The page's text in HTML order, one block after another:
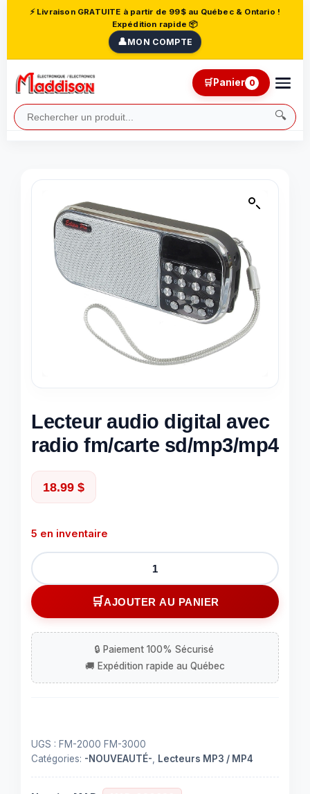
⚡ Livraison GRATUITE à partir de 99$ au Québec & Ontario !
Expédition rapide 📦
👤MON COMPTE
🔍
🛒Panier 0
Lecteur audio digital avec
radio fm/carte sd/mp3/mp4
18.99 $
5 en inventaire
quantité
de
Lecteur
audio
digital
avec
radio
fm/carte
AJOUTER AU PANIER
UGS : FM-2000 FM-3000
Catégories: -NOUVEAUTÉ-, Lecteurs MP3 / MP4